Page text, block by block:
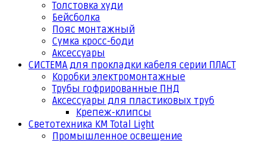
Толстовка худи
Бейсболка
Пояс монтажный
Сумка кросс-боди
Аксессуары
СИСТЕМА для прокладки кабеля серии ПЛАСТ
Коробки электромонтажные
Трубы гофрированные ПНД
Аксессуары для пластиковых труб
Крепеж-клипсы
Светотехника КМ Total Light
Промышленное освещение